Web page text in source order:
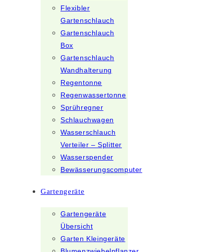
Flexibler
Gartenschlauch
Gartenschlauch
Box
Gartenschlauch
Wandhalterung
Regentonne
Regenwassertonne
Sprühregner
Schlauchwagen
Wasserschlauch
Verteiler – Splitter
Wasserspender
Bewässerungscomputer
Gartengeräte
Gartengeräte
Übersicht
Garten Kleingeräte